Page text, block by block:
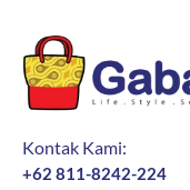
Kontak Kami:
+62 811-8242-224